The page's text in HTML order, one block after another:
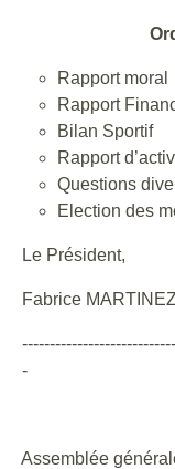
Rapport moral
Rapport
Bilan Sportif
Rapport
Questions
Election des
Le Président,
Fabrice MARTINEZ
-
Assemblée